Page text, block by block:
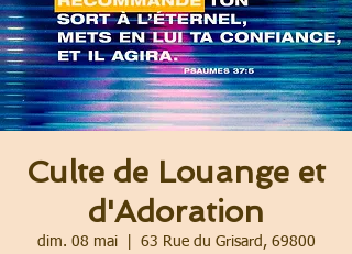
Culte de Louange et
d'Adoration
dim. 08 mai
  |
63 Rue du Grisard, 69800